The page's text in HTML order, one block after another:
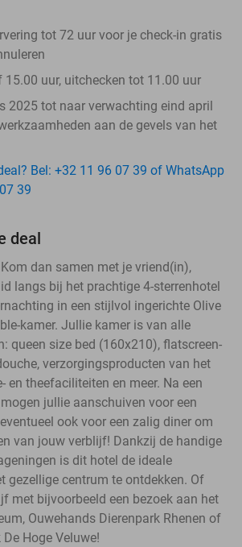
tot 72 uur voor je check-in gratis
15.00 uur, uitchecken tot 11.00 uur
2025 tot naar verwachting eind april
aan de gevels van het
Bel: +32 11 96 07 39 of WhatsApp
39
deal
dan samen met je vriend(in),
langs bij het prachtige 4-sterrenhotel
in een stijlvol ingerichte Olive
kamer. Jullie kamer is van alle
queen size bed (160x210), flatscreen-
verzorgingsproducten van het
en theefaciliteiten en meer. Na een
jullie aanschuiven voor een
ook voor een zalig diner om
van jouw verblijf! Dankzij de handige
is dit hotel de ideale
gezellige centrum te ontdekken. Of
met bijvoorbeeld een bezoek aan het
Ouwehands Dierenpark Rhenen of
Hoge Veluwe!